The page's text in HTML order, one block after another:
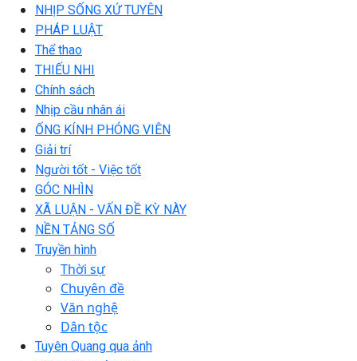
NHỊP SỐNG XỨ TUYÊN
PHÁP LUẬT
Thể thao
THIẾU NHI
Chính sách
Nhịp cầu nhân ái
ỐNG KÍNH PHÓNG VIÊN
Giải trí
Người tốt - Việc tốt
GÓC NHÌN
XÃ LUẬN - VẤN ĐỀ KỲ NÀY
NỀN TẢNG SỐ
Truyền hình
Thời sự
Chuyên đề
Văn nghệ
Dân tộc
Tuyên Quang qua ảnh